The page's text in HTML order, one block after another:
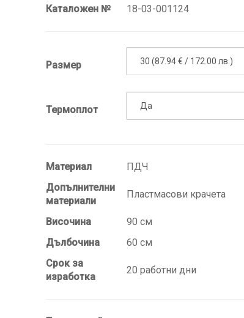
Каталожен № 18-03-001124
Размер
Термоплот
Материал
ПДЧ
Допълнителни
материали
Пластмасови крачета
Височина
90 см
Дълбочина
60 см
Срок за
изработка
20 работни дни